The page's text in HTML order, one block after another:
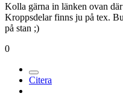
Kolla gärna in länken ovan
Kroppsdelar finns ju på tex.
på stan ;)
0
Citera